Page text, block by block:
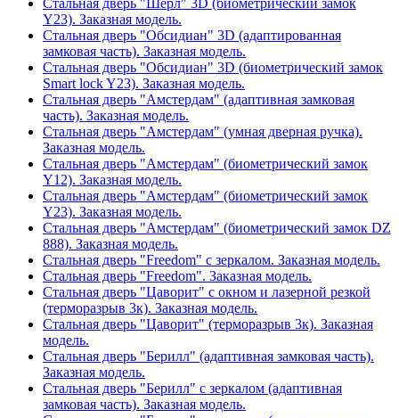
Y23). Заказная модель.
Стальная дверь "Обсидиан" 3D (адаптированная
замковая часть). Заказная модель.
Стальная дверь "Обсидиан" 3D (биометрический замок
Smart lock Y23). Заказная модель.
Стальная дверь "Амстердам" (адаптивная замковая
часть). Заказная модель.
Стальная дверь "Амстердам" (умная дверная ручка).
Заказная модель.
Стальная дверь "Амстердам" (биометрический замок
Y12). Заказная модель.
Стальная дверь "Амстердам" (биометрический замок
Y23). Заказная модель.
Стальная дверь "Амстердам" (биометрический замок DZ
888). Заказная модель.
Стальная дверь "Freedom" с зеркалом. Заказная модель.
Стальная дверь "Freedom". Заказная модель.
Стальная дверь "Цаворит" с окном и лазерной резкой
(терморазрыв 3к). Заказная модель.
Стальная дверь "Цаворит" (терморазрыв 3к). Заказная
модель.
Стальная дверь "Берилл" (адаптивная замковая часть).
Заказная модель.
Стальная дверь "Берилл" с зеркалом (адаптивная
замковая часть). Заказная модель.